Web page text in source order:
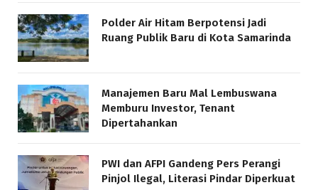
Polder Air Hitam Berpotensi Jadi
Ruang Publik Baru di Kota Samarinda
Manajemen Baru Mal Lembuswana
Memburu Investor, Tenant
Dipertahankan
PWI dan AFPI Gandeng Pers Perangi
Pinjol Ilegal, Literasi Pindar Diperkuat